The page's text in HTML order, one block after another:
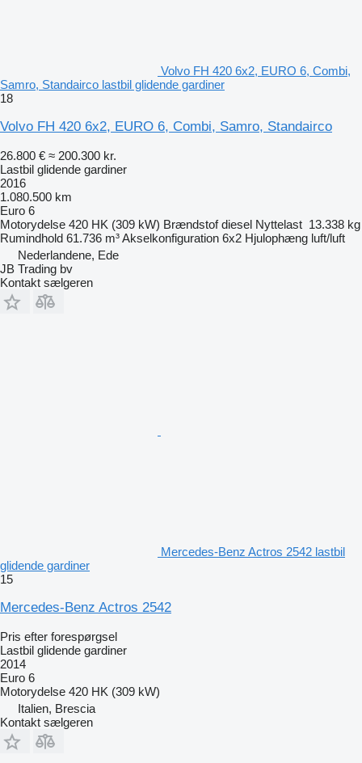
Volvo FH 420 6x2, EURO 6, Combi,
Samro, Standairco lastbil glidende gardiner
18
Volvo FH 420 6x2, EURO 6, Combi, Samro, Standairco
26.800 € ≈ 200.300 kr.
Lastbil glidende gardiner
2016
1.080.500 km
Euro 6
Motorydelse 420 HK (309 kW) Brændstof diesel Nyttelast 13.338 kg
Rumindhold 61.736 m³Akselkonfiguration 6x2 Hjulophæng luft/luft
Nederlandene, Ede
JB Trading bv
Kontakt sælgeren
Mercedes-Benz Actros 2542 lastbil
glidende gardiner
15
Mercedes-Benz Actros 2542
Pris efter forespørgsel
Lastbil glidende gardiner
2014
Euro 6
Motorydelse 420 HK (309 kW)
Italien, Brescia
Kontakt sælgeren